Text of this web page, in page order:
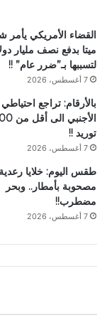
القضاء الأمريكي يأمر
ميتا بدفع نصف مليار
لتسببها بـ”ضرر عام” !!
7 أغسطس، 2026
بالأرقام: تراجع احتياطي
توريد !!
7 أغسطس، 2026
طقس اليوم: خلايا رعدية
مصحوبة بأمطار.. وبحر
مضطرب!!
7 أغسطس، 2026